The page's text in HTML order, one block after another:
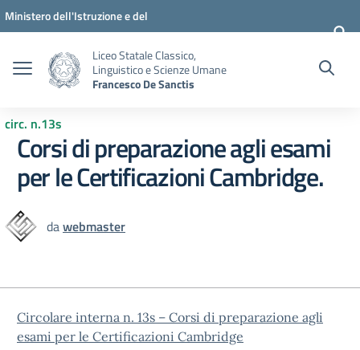
Vai ai contenuti
Vai al menu di navigazione
Vai al footer
Ministero dell'Istruzione e del
Liceo Statale Classico,
Linguistico e Scienze Umane
Francesco De Sanctis
circ. n.13s
Corsi di preparazione agli esami
per le Certificazioni Cambridge.
dawebmaster
Circolare interna n. 13s – Corsi di preparazione agli
esami per le Certificazioni Cambridge